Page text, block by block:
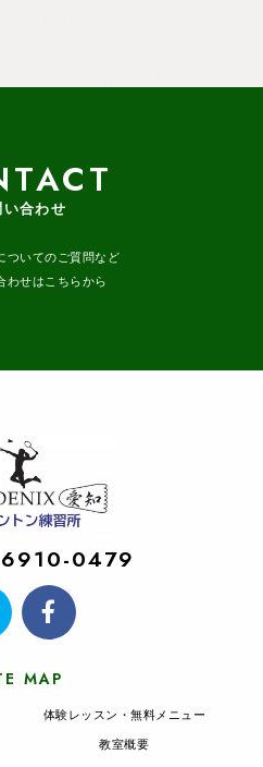
い合わせ
ついてのご質問など
わせはこちらから
0479
MAP
体験レッスン・無料メニュー
教室概要